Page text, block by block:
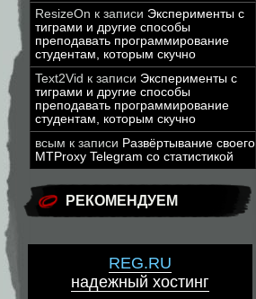
ResizeOn к записи Эксперименты с
тиграми и другие способы
преподавать программирование
студентам, которым скучно
Text2Vid к записи Эксперименты с
тиграми и другие способы
преподавать программирование
студентам, которым скучно
всым к записи Развёртывание своего
MTProxy Telegram со статистикой
РЕКОМЕНДУЕМ
REG.RU
надежный хостинг